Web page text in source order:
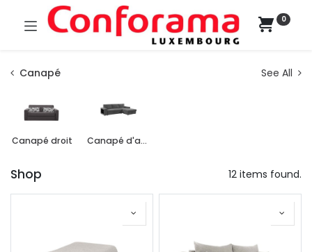
0
Canapé See All
Canapé droit Canapé d'angle
Shop 12 items found.